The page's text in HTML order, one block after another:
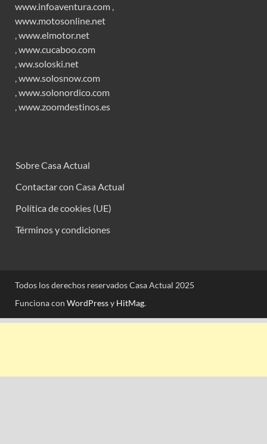
www.infoaventura.com ,
www.motosonline.net
,www.elmotor.net
,www.cucaboo.com
,ww.soloski.net
,www.solosnow.com
,www.solonordico.com
,www.zoomdestinos.es
Sobre Casa Actual
Contactar con Casa Actual
Política de cookies (UE)
Términos y condiciones
Todos los derechos reservados Casa Actual 2025
Funciona con WordPressy HitMag.